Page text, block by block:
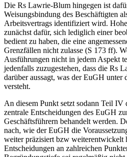
Die Rs Lawrie-Blum hingegen ist
Weisungsbindung des Beschäftigten
Arbeitsvertrags identifiziert wird.
zunächst dafür, sich lediglich einer
bedient zu haben, die eine
Grenzfällen nicht zulasse (S 173 ff).
Ausführungen nicht in jedem Aspekt
jedenfalls zuzugestehen, dass die Rs
darüber aussagt, was der EuGH unter
versteht.
An diesem Punkt setzt sodann Teil
zentrale Entscheidungen des EuGH
Geschäftsführern behandelt werden.
nach, wie der EuGH die
weiter präzisiert bzw weiterentwickelt
Entscheidungen an zahlreichen